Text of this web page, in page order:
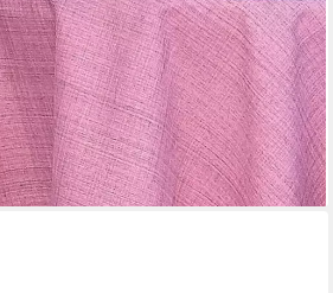
Tischdecke pink rund 145 cm
wetterfestes Tischtuch für
bei dir